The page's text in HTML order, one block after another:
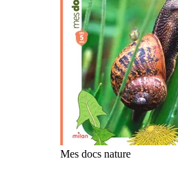
Mes docs nature